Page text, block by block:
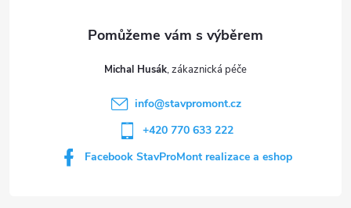
Michal Husák
info@stavpromont.cz
+420 770 633 222
Facebook StavProMont realizace a eshop